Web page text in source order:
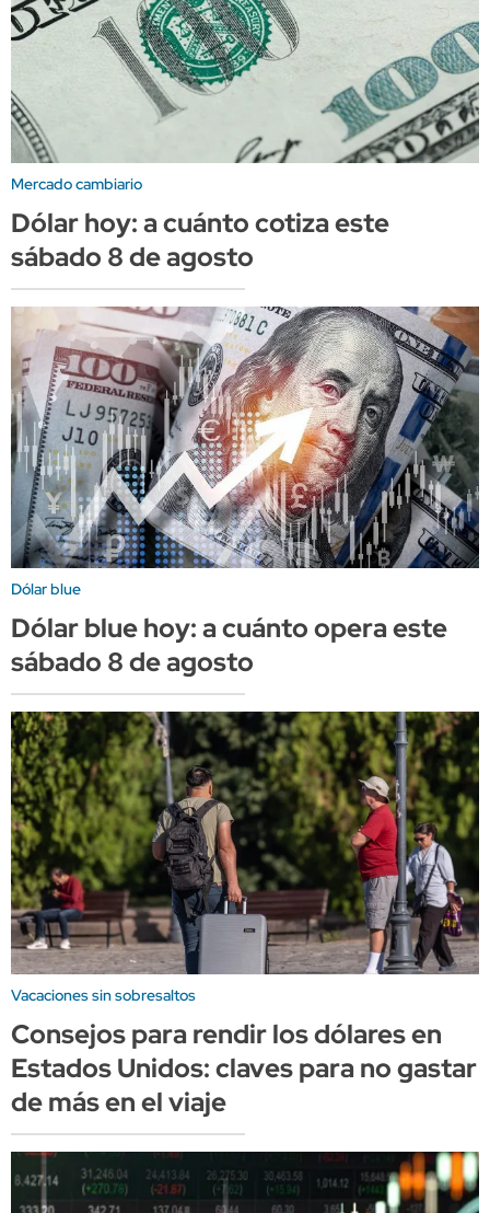
Mercado cambiario
Dólar hoy: a cuánto cotiza este
sábado 8 de agosto
Dólar blue
Dólar blue hoy: a cuánto opera este
sábado 8 de agosto
Vacaciones sin sobresaltos
Consejos para rendir los dólares en
Estados Unidos: claves para no gastar
de más en el viaje